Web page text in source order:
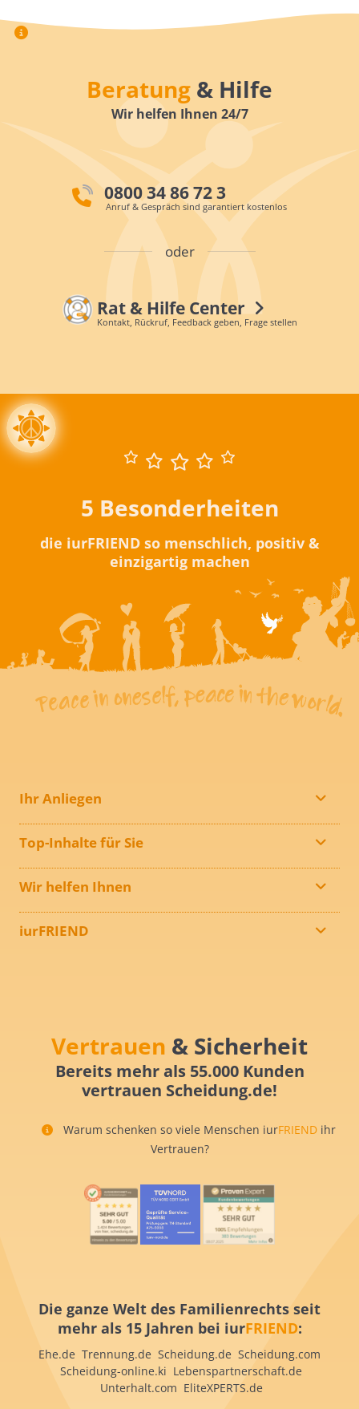
Beratung & Hilfe
Wir helfen Ihnen 24/7
0800 34 86 72 3
Anruf & Gespräch sind garantiert kostenlos
oder
Rat & Hilfe Center
Kontakt, Rückruf, Feedback geben, Frage stellen
5 Besonderheiten
die iurFRIEND so menschlich, positiv &
einzigartig machen
Ihr Anliegen
Top-Inhalte für Sie
Wir helfen Ihnen
iurFRIEND
Vertrauen & Sicherheit
Bereits mehr als 55.000 Kunden
vertrauen Scheidung.de!
Warum schenken so viele Menschen iurFRIEND ihr
Vertrauen?
Die ganze Welt des Familienrechts seit
mehr als 15 Jahren bei iurFRIEND:
Ehe.de Trennung.de Scheidung.de Scheidung.com
Scheidung-online.ki Lebenspartnerschaft.de
Unterhalt.com EliteXPERTS.de